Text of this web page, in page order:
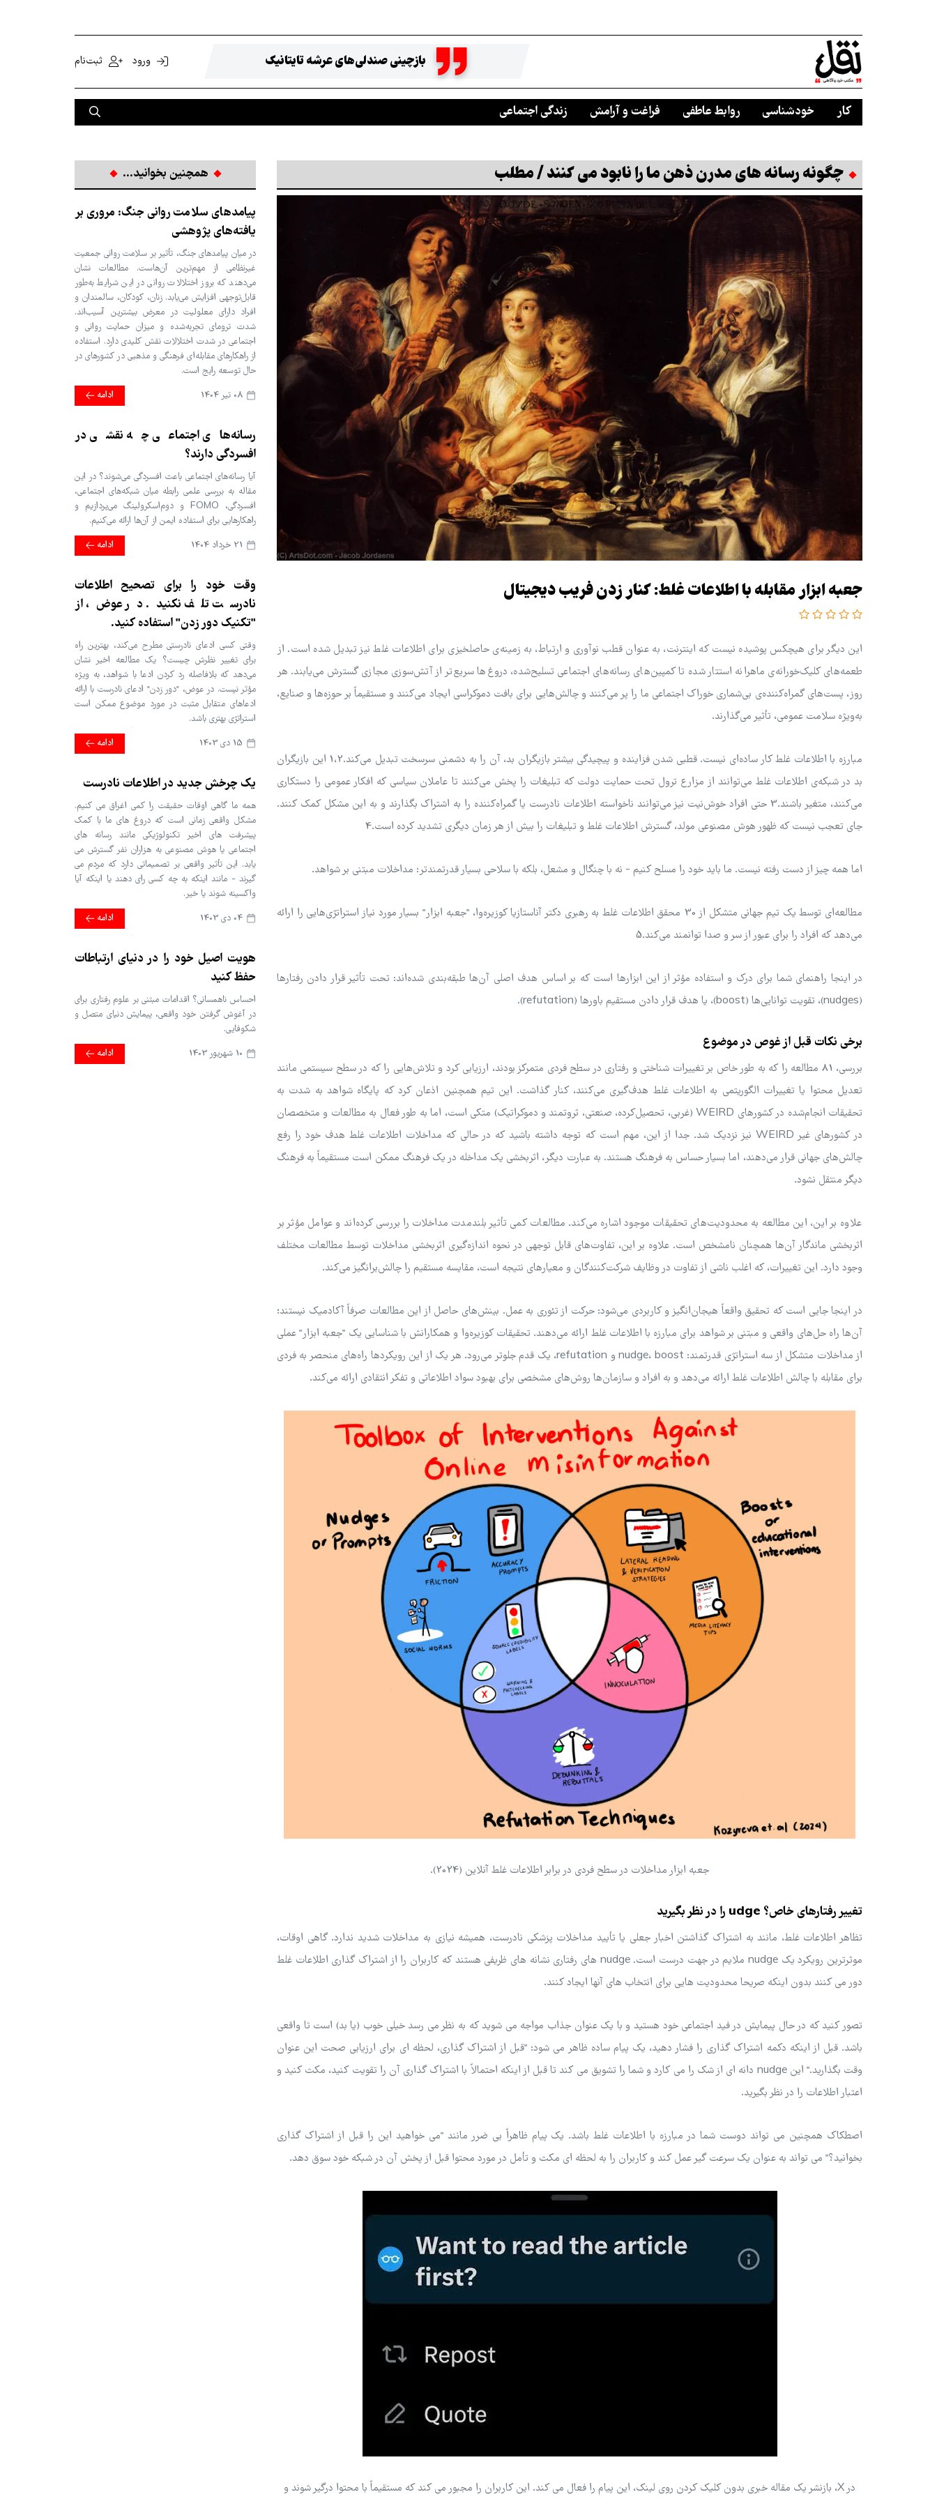
بازچینی صندلی‌های عرشه تایتانیک ورود ثبت‌نام
کار خودشناسی روابط عاطفی فراغت و آرامش زندگی اجتماعی
چگونه رسانه های مدرن ذهن ما را نابود می کنند / مطلب
جعبه ابزار مقابله با اطلاعات غلط: کنار زدن فریب دیجیتال
این دیگر برای هیچکس پوشیده نیست که اینترنت، به عنوان قطب نوآوری و ارتباط، به زمینه‌ی حاصلخیزی برای اطلاعات غلط نیز تبدیل شده است. از
طعمه‌های کلیک‌خورانه‌ی ماهرانه استتار شده تا کمپین‌های رسانه‌های اجتماعی تسلیح‌شده، دروغ‌ها سریع‌تر از آتش‌سوزی مجازی گسترش می‌یابند. هر
روز، پست‌های گمراه‌کننده‌ی بی‌شماری خوراک اجتماعی ما را پر می‌کنند و چالش‌هایی برای بافت دموکراسی ایجاد می‌کنند و مستقیماً بر حوزه‌ها و صنایع،
به‌ویژه سلامت عمومی، تأثیر می‌گذارند.
مبارزه با اطلاعات غلط کار ساده‌ای نیست. قطبی شدن فزاینده و پیچیدگی بیشتر بازیگران بد، آن را به دشمنی سرسخت تبدیل می‌کند.1،2 این بازیگران
بد در شبکه‌ی اطلاعات غلط می‌توانند از مزارع ترول تحت حمایت دولت که تبلیغات را پخش می‌کنند تا عاملان سیاسی که افکار عمومی را دستکاری
می‌کنند، متغیر باشند.3 حتی افراد خوش‌نیت نیز می‌توانند ناخواسته اطلاعات نادرست یا گمراه‌کننده را به اشتراک بگذارند و به این مشکل کمک کنند.
جای تعجب نیست که ظهور هوش مصنوعی مولد، گسترش اطلاعات غلط و تبلیغات را بیش از هر زمان دیگری تشدید کرده است.4
اما همه چیز از دست رفته نیست. ما باید خود را مسلح کنیم - نه با چنگال و مشعل، بلکه با سلاحی بسیار قدرتمندتر: مداخلات مبتنی بر شواهد.
مطالعه‌ای توسط یک تیم جهانی متشکل از 30 محقق اطلاعات غلط به رهبری دکتر آناستازیا کوزیره‌وا، "جعبه ابزار" بسیار مورد نیاز استراتژی‌هایی را ارائه
می‌دهد که افراد را برای عبور از سر و صدا توانمند می‌کند.5
در اینجا راهنمای شما برای درک و استفاده مؤثر از این ابزارها است که بر اساس هدف اصلی آن‌ها طبقه‌بندی شده‌اند: تحت تأثیر قرار دادن رفتارها
(nudges)، تقویت توانایی‌ها (boost)، یا هدف قرار دادن مستقیم باورها (refutation).
برخی نکات قبل از غوص در موضوع
بررسی، 81 مطالعه را که به طور خاص بر تغییرات شناختی و رفتاری در سطح فردی متمرکز بودند، ارزیابی کرد و تلاش‌هایی را که در سطح سیستمی مانند
تعدیل محتوا یا تغییرات الگوریتمی به اطلاعات غلط هدف‌گیری می‌کنند، کنار گذاشت. این تیم همچنین اذعان کرد که پایگاه شواهد به شدت به
تحقیقات انجام‌شده در کشورهای WEIRD (غربی، تحصیل‌کرده، صنعتی، ثروتمند و دموکراتیک) متکی است، اما به طور فعال به مطالعات و متخصصان
در کشورهای غیر WEIRD نیز نزدیک شد. جدا از این، مهم است که توجه داشته باشید که در حالی که مداخلات اطلاعات غلط هدف خود را رفع
چالش‌های جهانی قرار می‌دهند، اما بسیار حساس به فرهنگ هستند. به عبارت دیگر، اثربخشی یک مداخله در یک فرهنگ ممکن است مستقیماً به فرهنگ
دیگر منتقل نشود.
علاوه بر این، این مطالعه به محدودیت‌های تحقیقات موجود اشاره می‌کند. مطالعات کمی تأثیر بلندمدت مداخلات را بررسی کرده‌اند و عوامل مؤثر بر
اثربخشی ماندگار آن‌ها همچنان نامشخص است. علاوه بر این، تفاوت‌های قابل توجهی در نحوه اندازه‌گیری اثربخشی مداخلات توسط مطالعات مختلف
وجود دارد. این تغییرات، که اغلب ناشی از تفاوت در وظایف شرکت‌کنندگان و معیارهای نتیجه است، مقایسه مستقیم را چالش‌برانگیز می‌کند.
در اینجا جایی است که تحقیق واقعاً هیجان‌انگیز و کاربردی می‌شود: حرکت از تئوری به عمل. بینش‌های حاصل از این مطالعات صرفاً آکادمیک نیستند؛
آن‌ها راه حل‌های واقعی و مبتنی بر شواهد برای مبارزه با اطلاعات غلط ارائه می‌دهند. تحقیقات کوزیره‌وا و همکارانش با شناسایی یک "جعبه ابزار" عملی
از مداخلات متشکل از سه استراتژی قدرتمند: nudge، boost و refutation، یک قدم جلوتر می‌رود. هر یک از این رویکردها راه‌های منحصر به فردی
برای مقابله با چالش اطلاعات غلط ارائه می‌دهد و به افراد و سازمان‌ها روش‌های مشخصی برای بهبود سواد اطلاعاتی و تفکر انتقادی ارائه می‌کند.
جعبه ابزار مداخلات در سطح فردی در برابر اطلاعات غلط آنلاین (2024).
تغییر رفتارهای خاص؟ udge را در نظر بگیرید
تظاهر اطلاعات غلط، مانند به اشتراک گذاشتن اخبار جعلی یا تأیید مداخلات پزشکی نادرست، همیشه نیازی به مداخلات شدید ندارد. گاهی اوقات،
موثرترین رویکرد یک nudge ملایم در جهت درست است. nudge های رفتاری نشانه های ظریفی هستند که کاربران را از اشتراک گذاری اطلاعات غلط
دور می کنند بدون اینکه صریحا محدودیت هایی برای انتخاب های آنها ایجاد کنند.
تصور کنید که در حال پیمایش در فید اجتماعی خود هستید و با یک عنوان جذاب مواجه می شوید که به نظر می رسد خیلی خوب (یا بد) است تا واقعی
باشد. قبل از اینکه دکمه اشتراک گذاری را فشار دهید، یک پیام ساده ظاهر می شود: "قبل از اشتراک گذاری، لحظه ای برای ارزیابی صحت این عنوان
وقت بگذارید." این nudge دانه ای از شک را می کارد و شما را تشویق می کند تا قبل از اینکه احتمالاً با اشتراک گذاری آن را تقویت کنید، مکث کنید و
اعتبار اطلاعات را در نظر بگیرید.
اصطکاک همچنین می تواند دوست شما در مبارزه با اطلاعات غلط باشد. یک پیام ظاهراً بی ضرر مانند "می خواهید این را قبل از اشتراک گذاری
بخوانید؟" می تواند به عنوان یک سرعت گیر عمل کند و کاربران را به لحظه ای مکث و تأمل در مورد محتوا قبل از پخش آن در شبکه خود سوق دهد.
در X، بازنشر یک مقاله خبری بدون کلیک کردن روی لینک، این پیام را فعال می کند. این کاربران را مجبور می کند که مستقیماً با محتوا درگیر شوند و
همچنین بخوانید...
پیامدهای سلامت روانی جنگ: مروری بر
یافته‌های پژوهشی
در میان پیامدهای جنگ، تأثیر بر سلامت روانی جمعیت
غیرنظامی از مهم‌ترین آن‌هاست. مطالعات نشان
می‌دهند که بروز اختلالات روانی در این شرایط به‌طور
قابل‌توجهی افزایش می‌یابد. زنان، کودکان، سالمندان و
افراد دارای معلولیت در معرض بیشترین آسیب‌اند.
شدت ترومای تجربه‌شده و میزان حمایت روانی و
اجتماعی در شدت اختلالات نقش کلیدی دارد. استفاده
از راهکارهای مقابله‌ای فرهنگی و مذهبی در کشورهای در
حال توسعه رایج است.
ادامه
رسانه‌های اجتماعی چه نقشی در
افسردگی دارند؟
آیا رسانه‌های اجتماعی باعث افسردگی می‌شوند؟ در این
مقاله به بررسی علمی رابطه میان شبکه‌های اجتماعی،
افسردگی، FOMO و دوم‌اسکرولینگ می‌پردازیم و
راهکارهایی برای استفاده ایمن از آن‌ها ارائه می‌کنیم.
ادامه
وقت خود را برای تصحیح اطلاعات
نادرست تلف نکنید. در عوض، از
"تکنیک دور زدن" استفاده کنید.
وقتی کسی ادعای نادرستی مطرح می‌کند، بهترین راه
برای تغییر نظرش چیست؟ یک مطالعه اخیر نشان
می‌دهد که بلافاصله رد کردن ادعا با شواهد، به ویژه
مؤثر نیست. در عوض، "دور زدن" ادعای نادرست با ارائه
ادعاهای متقابل مثبت در مورد موضوع ممکن است
استراتژی بهتری باشد.
ادامه
یک چرخش جدید در اطلاعات نادرست
همه ما گاهی اوقات حقیقت را کمی اغراق می کنیم.
مشکل واقعی زمانی است که دروغ های ما با کمک
پیشرفت های اخیر تکنولوژیکی مانند رسانه های
اجتماعی یا هوش مصنوعی به هزاران نفر گسترش می
یابد. این تأثیر واقعی بر تصمیماتی دارد که مردم می
گیرند - مانند اینکه به چه کسی رای دهند یا اینکه آیا
واکسینه شوند یا خیر.
ادامه
هویت اصیل خود را در دنیای ارتباطات
حفظ کنید
احساس ناهمسانی؟ اقدامات مبتنی بر علوم رفتاری برای
در آغوش گرفتن خود واقعی، پیمایش دنیای متصل و
شکوفایی.
ادامه